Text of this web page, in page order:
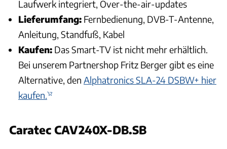
Laufwerk integriert, Over-the-air-updates
Lieferumfang: Fernbedienung, DVB-T-Antenne,
Anleitung, Standfuß, Kabel
Kaufen: Das Smart-TV ist nicht mehr erhältlich.
Bei unserem Partnershop Fritz Berger gibt es eine
Alternative, den Alphatronics SLA-24 DSBW+ hier
kaufen.
Caratec CAV240X-DB.SB